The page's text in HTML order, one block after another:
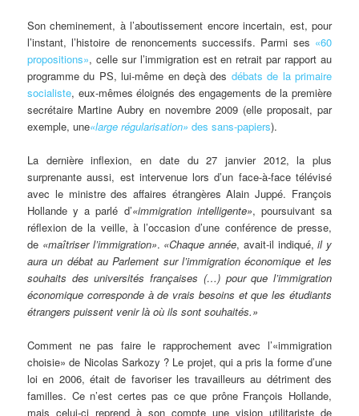
Son cheminement, à l’aboutissement encore incertain, est, pour
l’instant, l’histoire de renoncements successifs. Parmi ses «60
propositions», celle sur l’immigration est en retrait par rapport au
programme du PS, lui-même en deçà des débats de la primaire
socialiste, eux-mêmes éloignés des engagements de la première
secrétaire Martine Aubry en novembre 2009 (elle proposait, par
exemple, une«large régularisation» des sans-papiers).
La dernière inflexion, en date du 27 janvier 2012, la plus
surprenante aussi, est intervenue lors d’un face-à-face télévisé
avec le ministre des affaires étrangères Alain Juppé. François
Hollande y a parlé d’«immigration intelligente», poursuivant sa
réflexion de la veille, à l’occasion d’une conférence de presse,
de «maîtriser l’immigration». «Chaque année, avait-il indiqué, il y
aura un débat au Parlement sur l’immigration économique et les
souhaits des universités françaises (…) pour que l’immigration
économique corresponde à de vrais besoins et que les étudiants
étrangers puissent venir là où ils sont souhaités.»
Comment ne pas faire le rapprochement avec l’«immigration
choisie» de Nicolas Sarkozy ? Le projet, qui a pris la forme d’une
loi en 2006, était de favoriser les travailleurs au détriment des
familles. Ce n’est certes pas ce que prône François Hollande,
mais celui-ci reprend à son compte une vision utilitariste de